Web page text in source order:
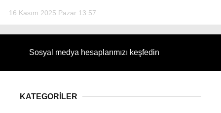
16 Kasım 2025 Pazar 13:57
Sosyal medya hesaplarımızı keşfedin
KATEGORİLER